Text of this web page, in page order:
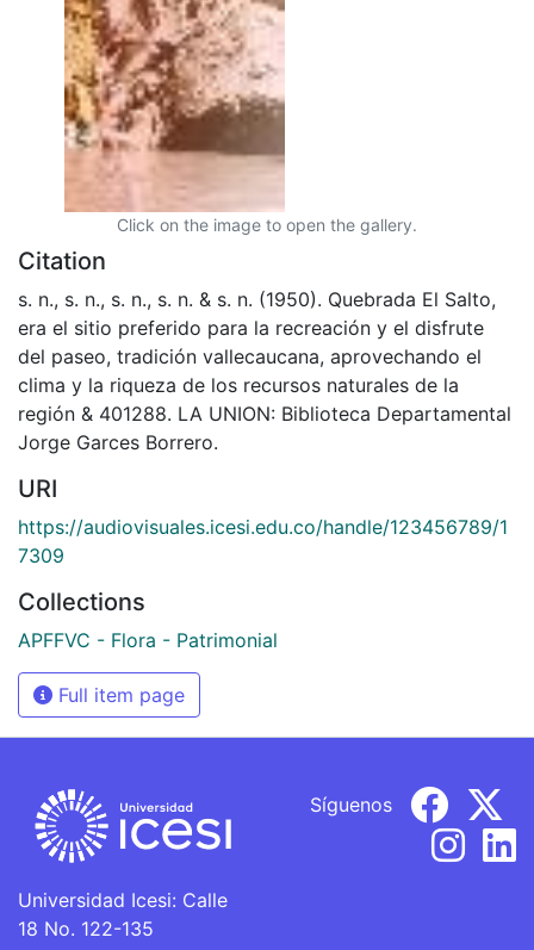
Click on the image to open the gallery.
Citation
s. n., s. n., s. n., s. n. & s. n. (1950). Quebrada El Salto,
era el sitio preferido para la recreación y el disfrute
del paseo, tradición vallecaucana, aprovechando el
clima y la riqueza de los recursos naturales de la
región & 401288. LA UNION: Biblioteca Departamental
Jorge Garces Borrero.
URI
https://audiovisuales.icesi.edu.co/handle/123456789/1
7309
Collections
APFFVC - Flora - Patrimonial
Full item page
Universidad Icesi: Calle
18 No. 122-135
Síguenos